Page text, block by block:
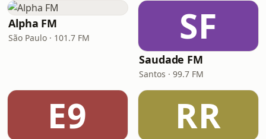
Alpha FM
São Paulo · 101.7 FM SF
Saudade FM
Santos · 99.7 FM
E9 RR